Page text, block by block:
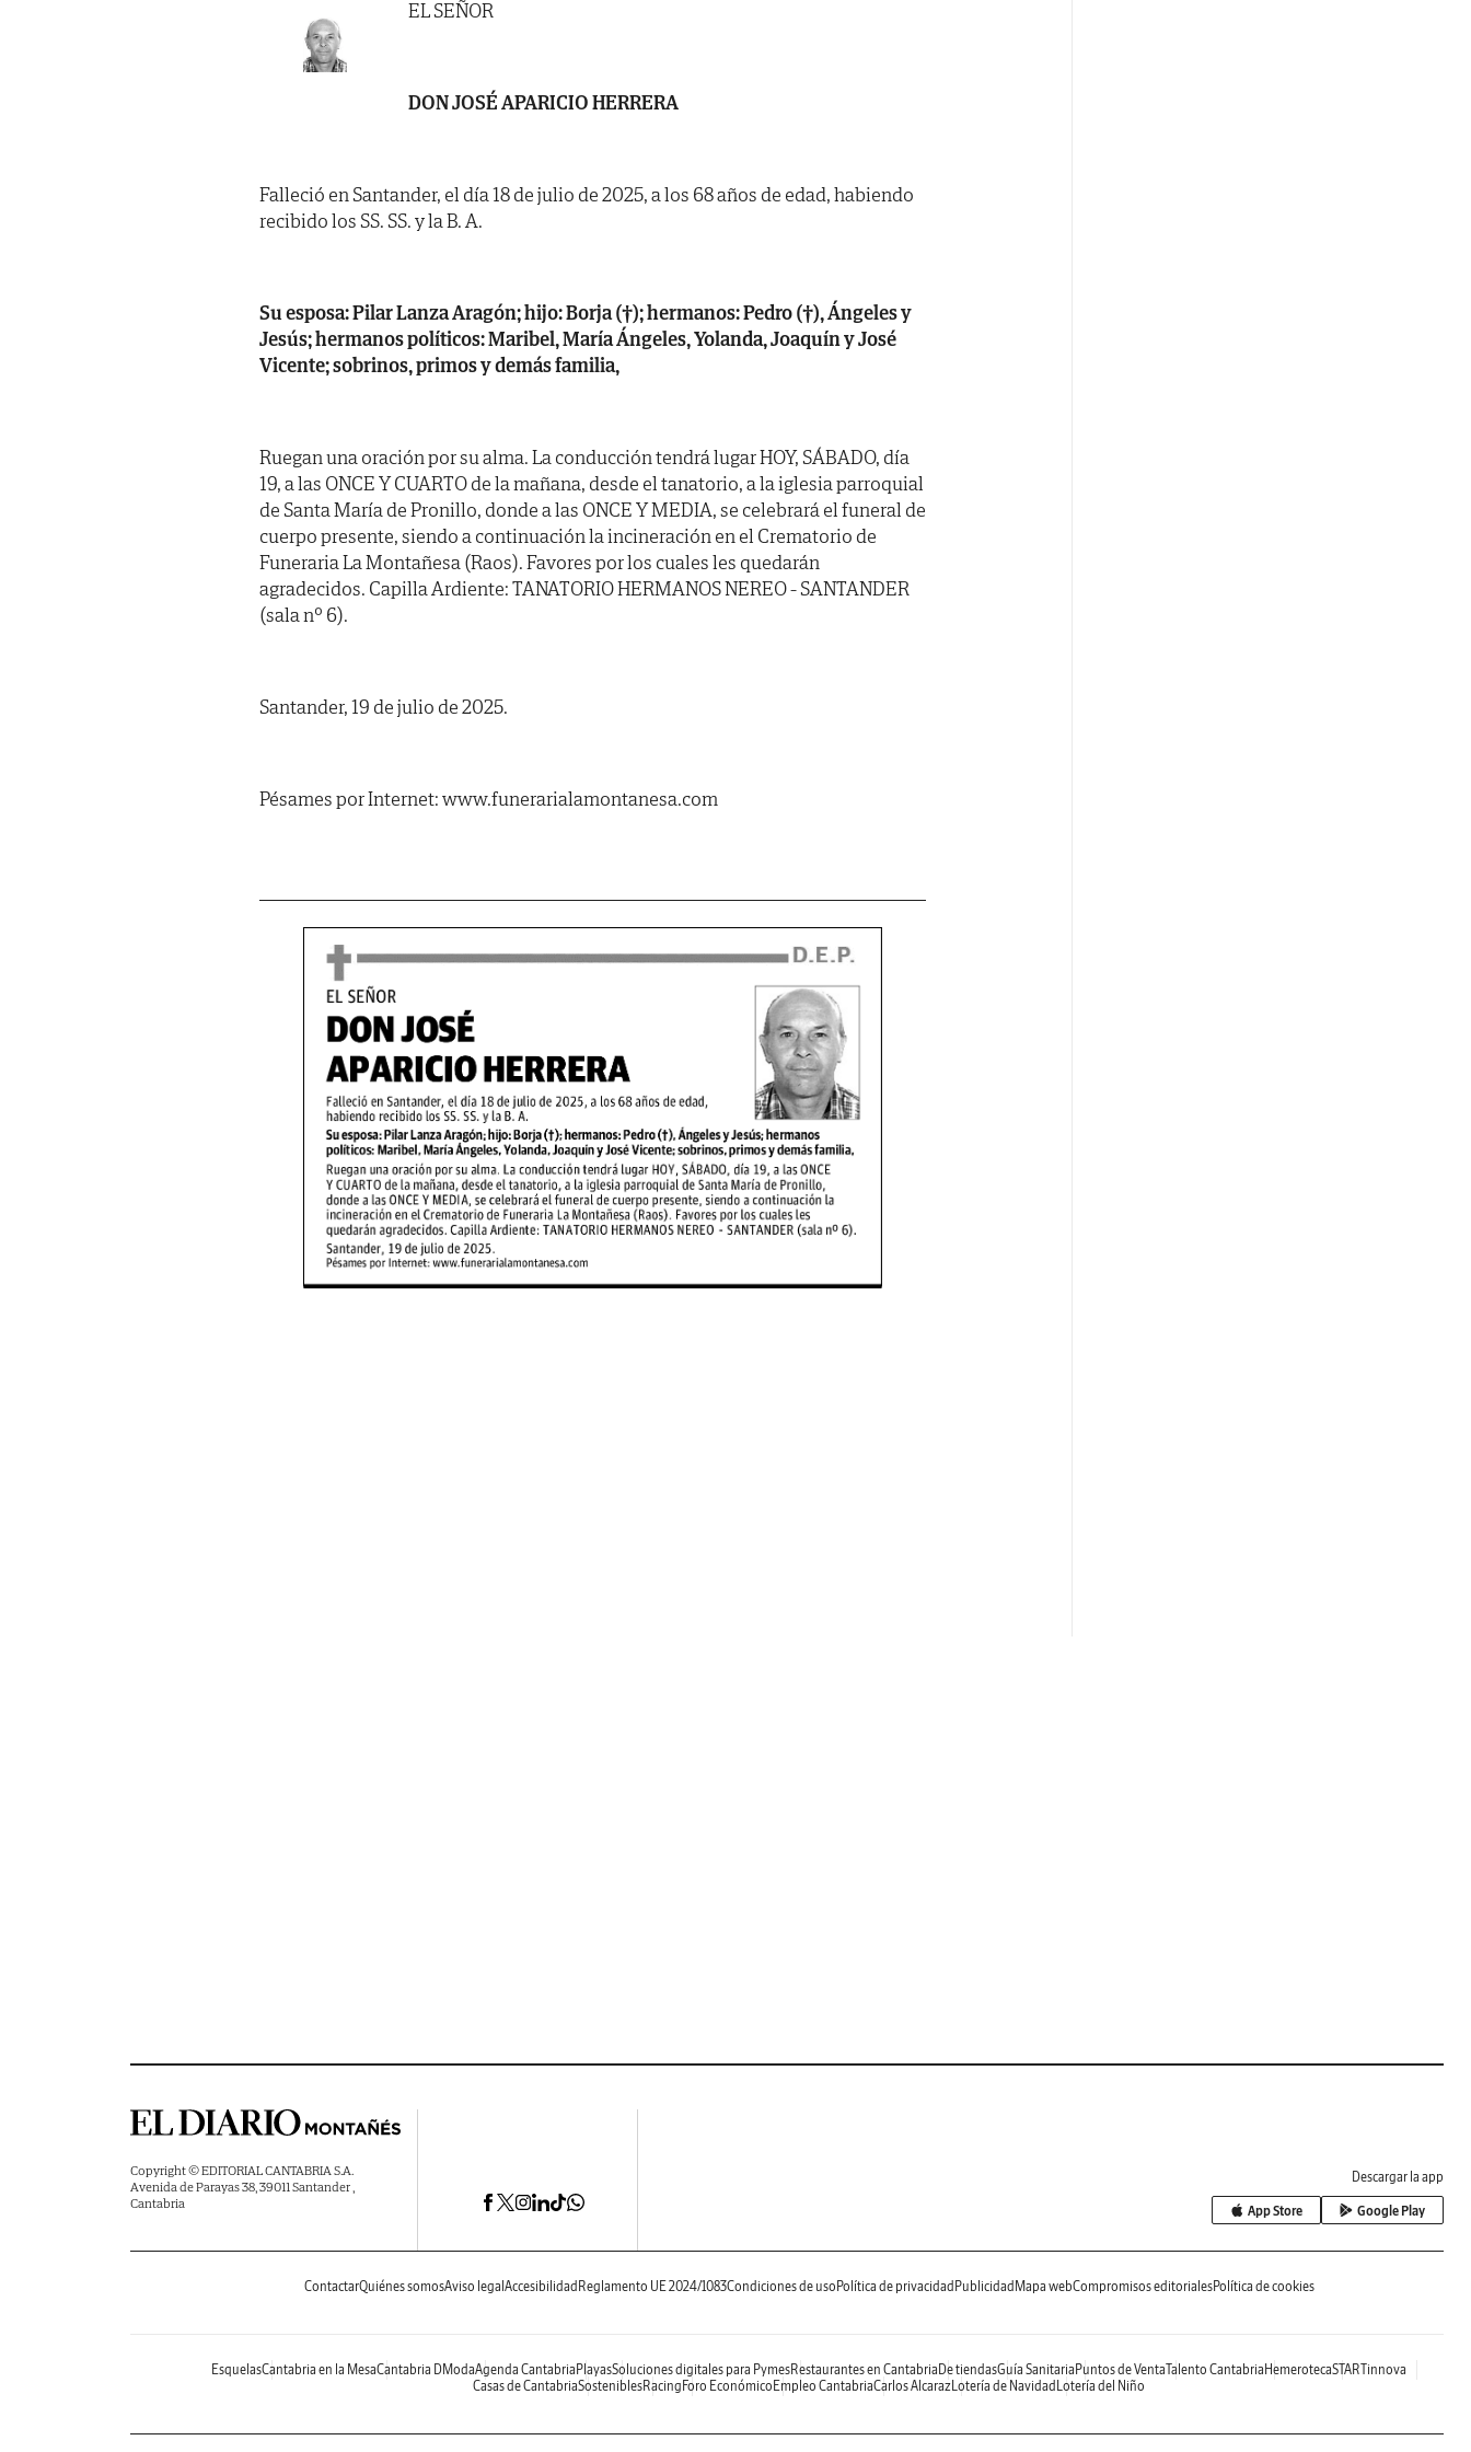
EL SEÑOR
DON JOSÉ APARICIO HERRERA
Falleció en Santander, el día 18 de julio de 2025, a los 68 años de edad, habiendo
recibido los SS. SS. y la B. A.
Su esposa: Pilar Lanza Aragón; hijo: Borja (†); hermanos: Pedro (†), Ángeles y
Jesús; hermanos políticos: Maribel, María Ángeles, Yolanda, Joaquín y José
Vicente; sobrinos, primos y demás familia,
Ruegan una oración por su alma. La conducción tendrá lugar HOY, SÁBADO, día
19, a las ONCE Y CUARTO de la mañana, desde el tanatorio, a la iglesia parroquial
de Santa María de Pronillo, donde a las ONCE Y MEDIA, se celebrará el funeral de
cuerpo presente, siendo a continuación la incineración en el Crematorio de
Funeraria La Montañesa (Raos). Favores por los cuales les quedarán
agradecidos. Capilla Ardiente: TANATORIO HERMANOS NEREO - SANTANDER
(sala nº 6).
Santander, 19 de julio de 2025.
Pésames por Internet: www.funerarialamontanesa.com
Copyright © EDITORIAL CANTABRIA S.A.
Avenida de Parayas 38, 39011 Santander ,
Cantabria
Descargar la app
App Store Google Play
ContactarQuiénes somosAviso legal Accesibilidad Reglamento UE 2024/1083Condiciones de uso Política de privacidad Publicidad Mapa webCompromisos editorialesPolítica de cookies
EsquelasCantabria en la MesaCantabria DModaAgenda Cantabria PlayasSoluciones digitales para PymesRestaurantes en Cantabria De tiendasGuía Sanitaria Puntos de VentaTalento Cantabria HemerotecaSTARTinnova
Casas de CantabriaSosteniblesRacing Foro Económico Empleo CantabriaCarlos AlcarazLotería de Navidad Lotería del Niño